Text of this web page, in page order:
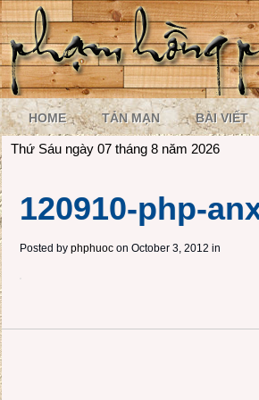
HOME TẢN MẠN BÀI VIẾT
Thứ Sáu ngày 07 tháng 8 năm 2026
120910-php-
Posted by phphuoc on October 3, 2012 in